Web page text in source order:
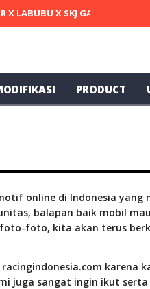
LABUBU X SKJ GARAGE X
PRODUCT
online di Indonesia yang
balapan baik mobil
foto, kita akan terus
karena
juga sangat ingin ikut serta